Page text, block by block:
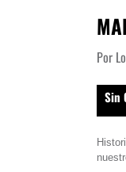
Por
Sin